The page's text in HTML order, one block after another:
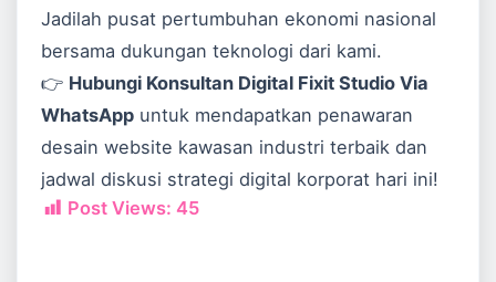
Jadilah pusat pertumbuhan ekonomi nasional
bersama dukungan teknologi dari kami.
👉 Hubungi Konsultan Digital Fixit Studio Via
WhatsApp untuk mendapatkan penawaran
desain website kawasan industri terbaik dan
jadwal diskusi strategi digital korporat hari ini!
Post Views: 45